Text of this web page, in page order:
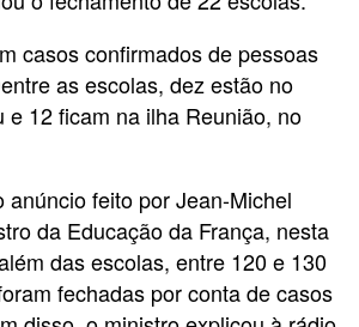
casos confirmados de pessoas
as escolas, dez estão no
e 12 ficam na ilha Reunião, no
anúncio feito por Jean-Michel
da Educação da França, nesta
das escolas, entre 120 e 130
fechadas por conta de casos